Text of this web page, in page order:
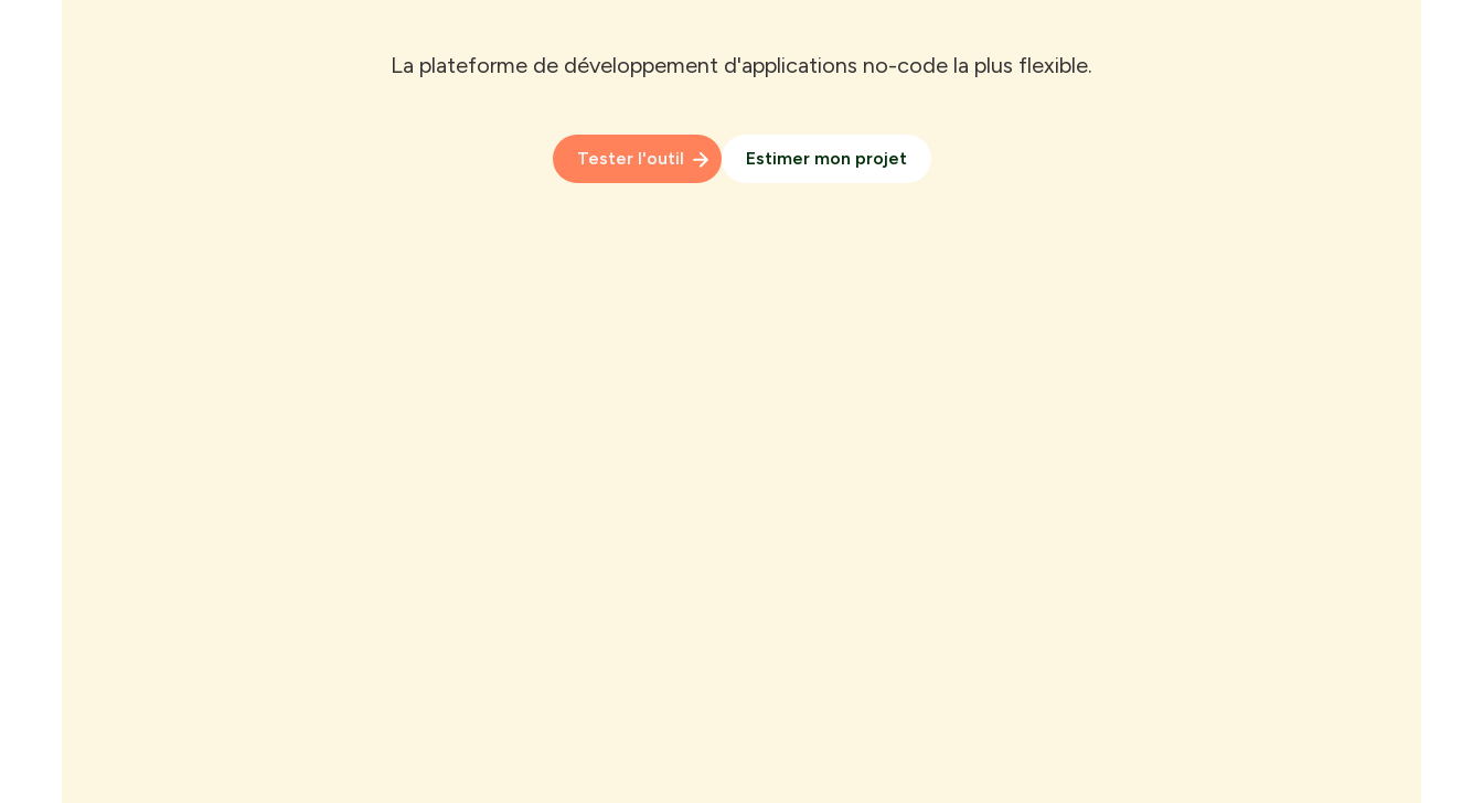
La plateforme de développement d'applications no-code la plus flexible.
Tester l'outil Estimer mon projet